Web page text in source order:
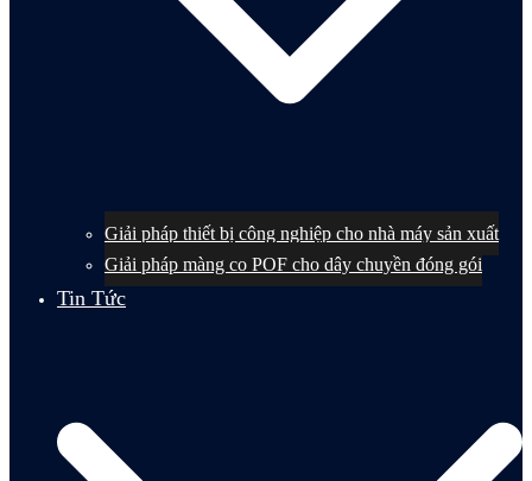
Giải pháp thiết bị công nghiệp cho nhà máy sản xuất
Giải pháp màng co POF cho dây chuyền đóng gói
Tin Tức